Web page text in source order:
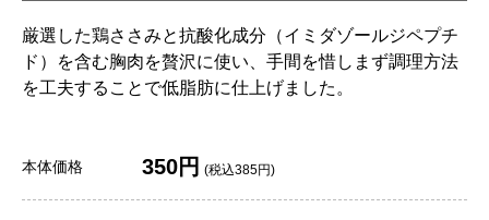
厳選した鶏ささみと抗酸化成分（イミダゾールジペプチ
ド）を含む胸肉を贅沢に使い、手間を惜しまず調理方法
を工夫することで低脂肪に仕上げました。
本体価格 350円 (税込385円)